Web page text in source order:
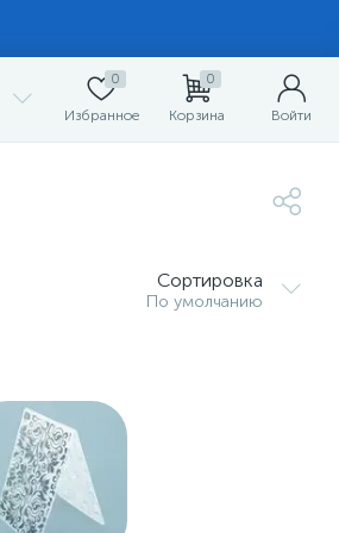
0
Избранное
0
Корзина Войти
Сортировка
По умолчанию